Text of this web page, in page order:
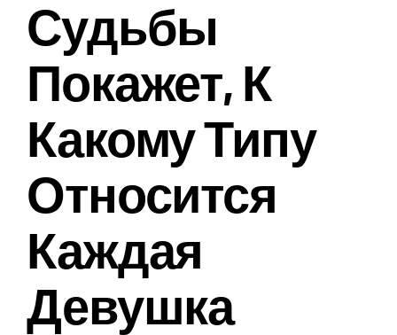
Судьбы
Покажет, К
Какому Типу
Относится
Каждая
Девушка